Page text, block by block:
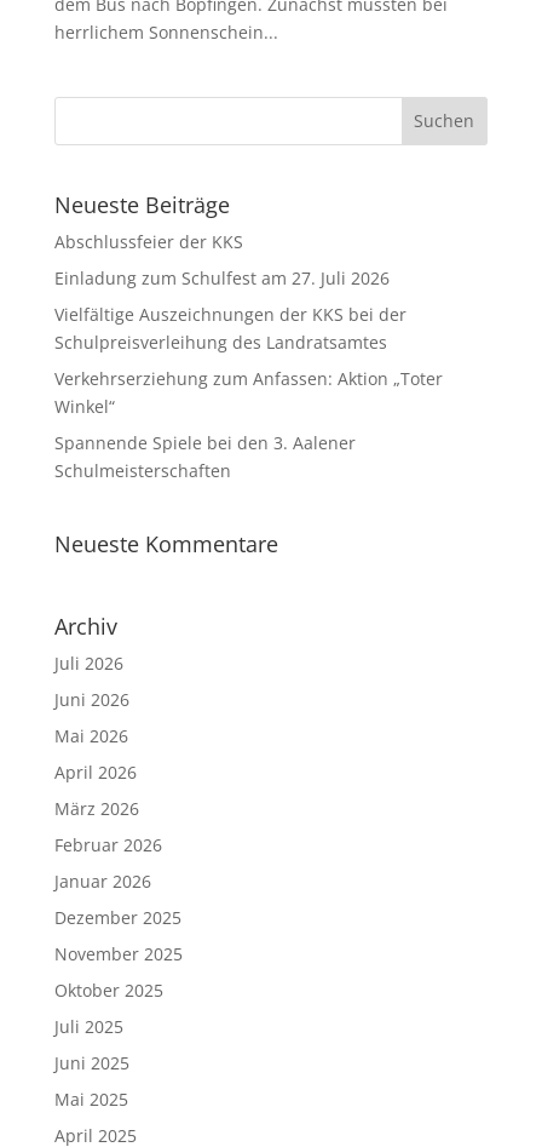
herrlichem Sonnenschein...
Neueste Beiträge
Abschlussfeier der KKS
Einladung zum Schulfest am 27. Juli 2026
Vielfältige Auszeichnungen der KKS bei der
Schulpreisverleihung des Landratsamtes
Verkehrserziehung zum Anfassen: Aktion „Toter
Winkel“
Spannende Spiele bei den 3. Aalener
Schulmeisterschaften
Neueste Kommentare
Archiv
Juli 2026
Juni 2026
Mai 2026
April 2026
März 2026
Februar 2026
Januar 2026
Dezember 2025
November 2025
Oktober 2025
Juli 2025
Juni 2025
Mai 2025
April 2025